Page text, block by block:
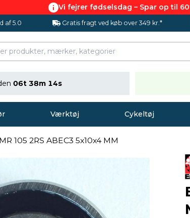
Vi fejrer fødselsdag – Spar op til
af 5.0 Gratis fragt ved køb over 349 kr.*
06t 38m 13s
Værktøj Cykeltøj
105 2RS ABEC3 5x10x4 MM